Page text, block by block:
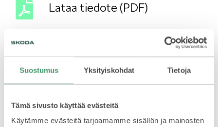
Suostumus Yksityiskohdat Tietoja
Tämä sivusto käyttää evästeitä
Käytämme evästeitä tarjoamamme sisällön ja mainosten
KUVASSA
MEIDÄN ŠKODAMME
Lataa tiedote (PDF)
LISÄÄ TIEDOTTEITA